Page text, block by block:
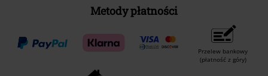
Metody płatności
Przelew bankowy
(płatność z góry)